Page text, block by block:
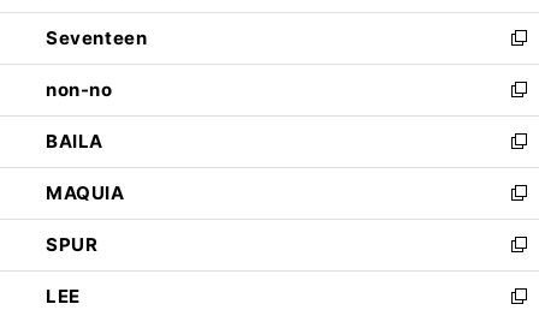
開
く
ウ
で
開
く
ン
ド
ウ
で
開
く
Seventeen
新
し
い
ウ
ィ
ン
ド
ウ
で
開
く
non-no
新
し
い
ウ
ィ
ン
ド
ウ
で
BAILA
新
し
い
ウ
ィ
ン
ド
MAQUIA
新
し
い
ウ
ィ
SPUR
新
し
い
LEE
新